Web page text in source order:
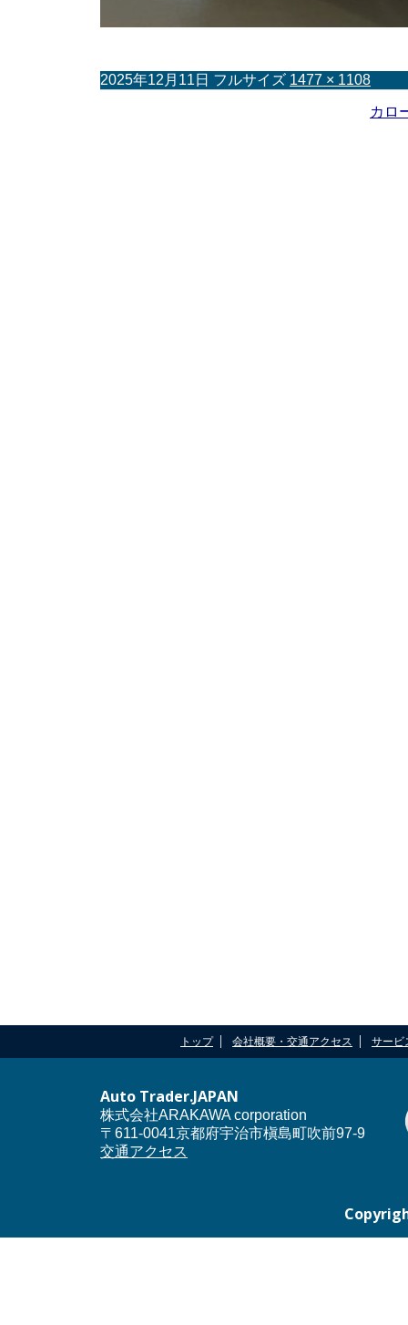
2025年12月11日 フルサイズ 1477 × 1108
カロ
トップ 会社概要・交通アクセス サービ
Auto Trader.JAPAN
株式会社ARAKAWA corporation
〒611-0041京都府宇治市槇島町吹前97-9
交通アクセス